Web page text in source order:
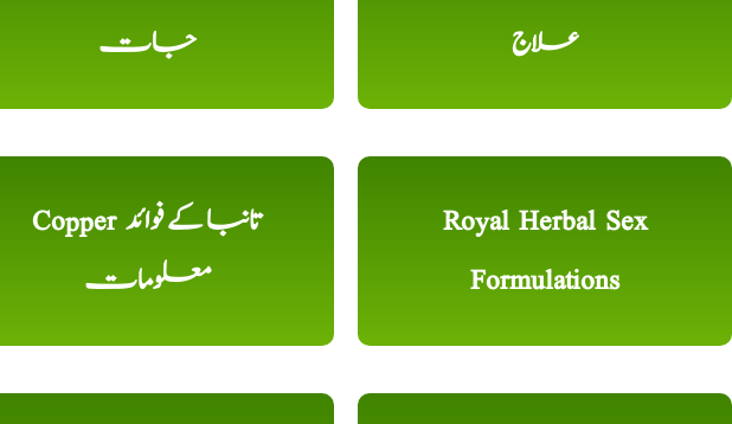
جات
علاج
Copper تانبا کے فوائد
معلومات
Royal Herbal Sex
Formulations